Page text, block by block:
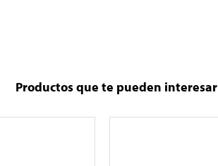
Productos que te pueden interesar